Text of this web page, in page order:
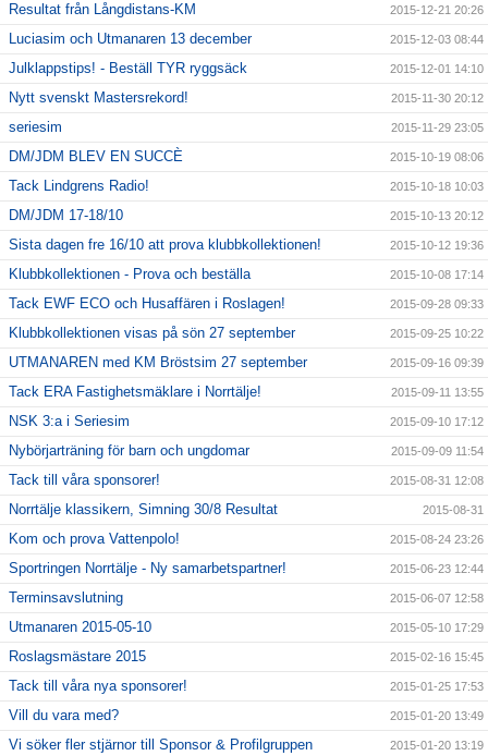
Resultat från Långdistans-KM 2015-12-21 20:26
Luciasim och Utmanaren 13 december 2015-12-03 08:44
Julklappstips! - Beställ TYR ryggsäck 2015-12-01 14:10
Nytt svenskt Mastersrekord! 2015-11-30 20:12
seriesim 2015-11-29 23:05
DM/JDM BLEV EN SUCCÈ 2015-10-19 08:06
Tack Lindgrens Radio! 2015-10-18 10:03
DM/JDM 17-18/10 2015-10-13 20:12
Sista dagen fre 16/10 att prova klubbkollektionen! 2015-10-12 19:36
Klubbkollektionen - Prova och beställa 2015-10-08 17:14
Tack EWF ECO och Husaffären i Roslagen! 2015-09-28 09:33
Klubbkollektionen visas på sön 27 september 2015-09-25 10:22
UTMANAREN med KM Bröstsim 27 september 2015-09-16 09:39
Tack ERA Fastighetsmäklare i Norrtälje! 2015-09-11 13:55
NSK 3:a i Seriesim 2015-09-10 17:12
Nybörjarträning för barn och ungdomar 2015-09-09 11:54
Tack till våra sponsorer! 2015-08-31 12:08
Norrtälje klassikern, Simning 30/8 Resultat 2015-08-31
Kom och prova Vattenpolo! 2015-08-24 23:26
Sportringen Norrtälje - Ny samarbetspartner! 2015-06-23 12:44
Terminsavslutning 2015-06-07 12:58
Utmanaren 2015-05-10 2015-05-10 17:29
Roslagsmästare 2015 2015-02-16 15:45
Tack till våra nya sponsorer! 2015-01-25 17:53
Vill du vara med? 2015-01-20 13:49
Vi söker fler stjärnor till Sponsor & Profilgruppen 2015-01-20 13:19